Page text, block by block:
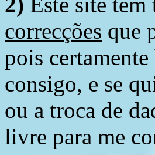
correcções que
pois
consigo, e se
ou a troca de
livre para me